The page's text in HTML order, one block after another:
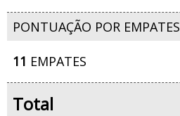
PONTUAÇÃO POR EMPATES
11 EMPATES
Total